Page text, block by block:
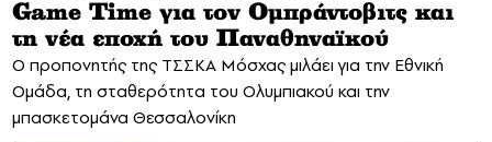
Game Time για τον Ομπράντοβιτς και
τη νέα εποχή του Παναθηναϊκού
Ο προπονητής της ΤΣΣΚΑ Μόσχας μιλάει για την Εθνική
Ομάδα, τη σταθερότητα του Ολυμπιακού και την
μπασκετομάνα Θεσσαλονίκη